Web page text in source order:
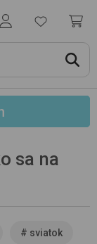
sa na
# sviatok